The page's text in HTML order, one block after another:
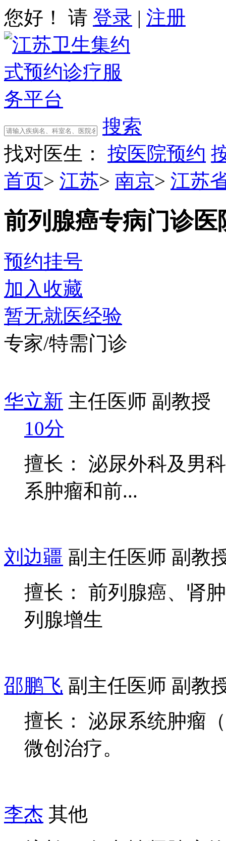
您好！ 请 登录 | 注册
搜索
找对医生：
按医院预约
首页> 江苏> 南京> 江苏
前列腺癌专病门诊医
预约挂号
加入收藏
暂无就医经验
专家/特需门诊
华立新 主任医师 副教授
10分
擅长： 泌尿外科及男
系肿瘤和前...
刘边疆 副主任医师 副教
擅长： 前列腺癌、肾
列腺增生
邵鹏飞 副主任医师 副教
擅长： 泌尿系统肿瘤
微创治疗。
李杰 其他